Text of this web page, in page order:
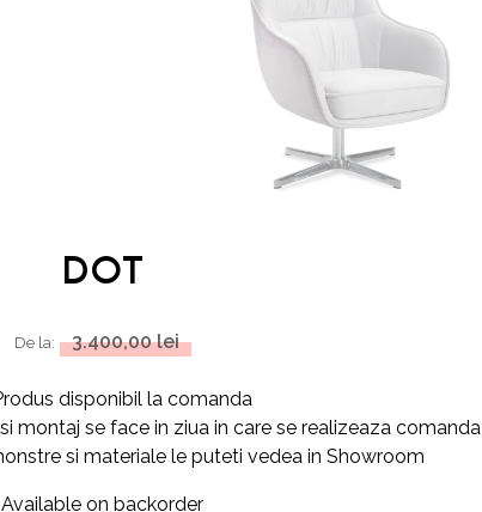
DOT
De la: 3.400,00lei
disponibil la comanda
montaj se face in ziua in care se realizeaza comanda
si materiale le puteti vedea in Showroom
Available on backorder